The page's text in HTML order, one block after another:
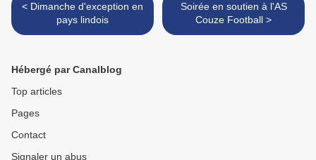
< Dimanche d'exception en
pays lindois
Soirée en soutien à l'AS
Couze Football >
Hébergé par Canalblog
Top articles
Pages
Contact
Signaler un abus